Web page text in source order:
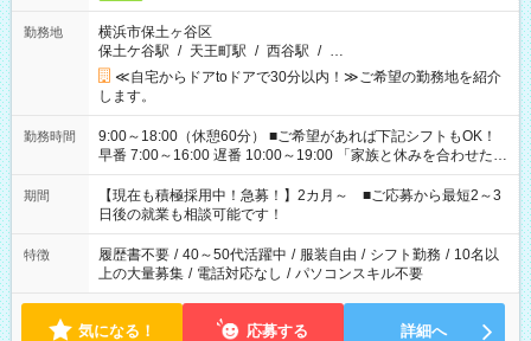
勤務地
横浜市保土ヶ谷区
保土ケ谷駅 / 天王町駅 / 西谷駅 / …
≪自宅からドアtoドアで30分以内！≫ご希望の勤務地を紹介
します。
勤務時間
9:00～18:00（休憩60分） ■ご希望があれば下記シフトもOK！
早番 7:00～16:00 遅番 10:00～19:00 「家族と休みを合わせた
い」 「余裕を持って夕飯の準備がしたい」 「できれば残業はし
たくない」 など、ご希望を教えてくださいね。 ※Wワーク希望
の方へ 今ご覧のお仕事で希望する勤務時間と、もう1つのお仕事
の勤務時間。 合計で週40時間を超える場合は応募できません。
期間
【現在も積極採用中！急募！】2カ月～ ■ご応募から最短2～3
日後の就業も相談可能です！
特徴 履歴書不要 / 40～50代活躍中 / 服装自由 / シフト勤務 / 10名以
上の大量募集 / 電話対応なし / パソコンスキル不要
気になる！ 応募する 詳細へ